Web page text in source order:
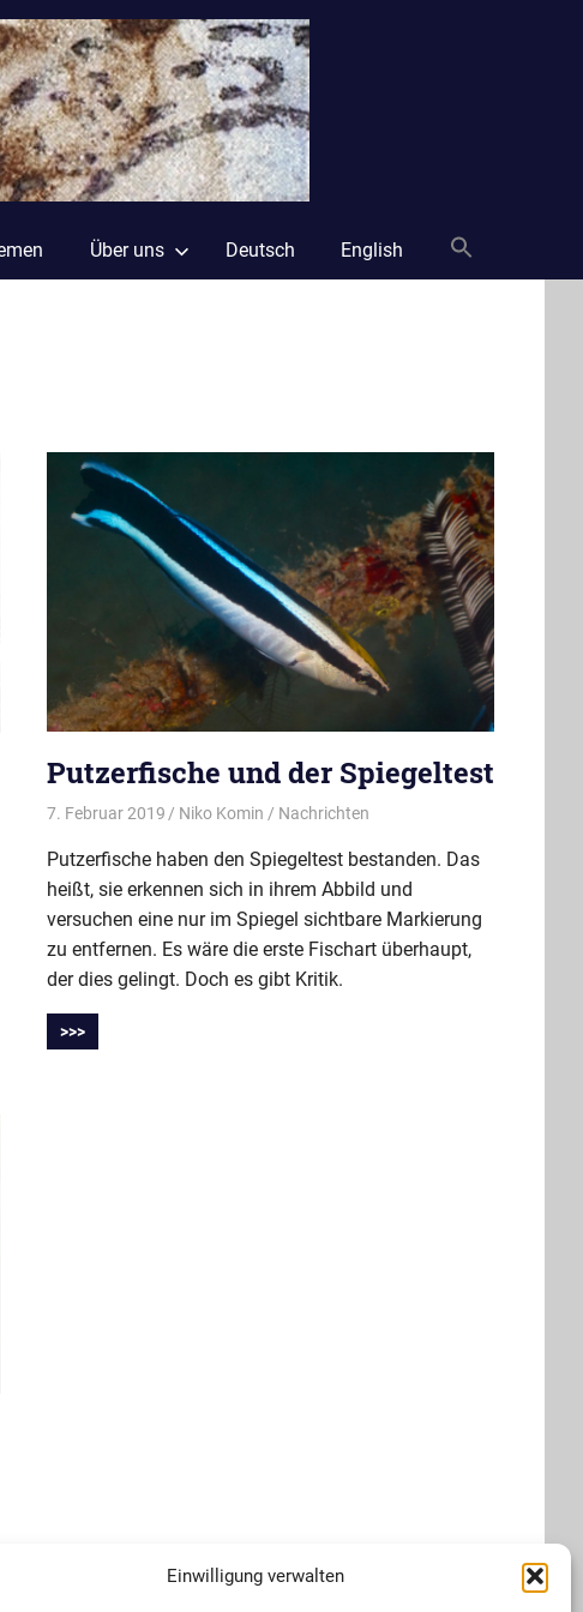
Einwilligung verwalten
Über uns Deutsch English
Putzerfische und der Spiegeltest
7. Februar 2019 Niko Komin Nachrichten
Putzerfische haben den Spiegeltest bestanden. Das
heißt, sie erkennen sich in ihrem Abbild und
versuchen eine nur im Spiegel sichtbare Markierung
zu entfernen. Es wäre die erste Fischart überhaupt,
der dies gelingt. Doch es gibt Kritik.
>>>